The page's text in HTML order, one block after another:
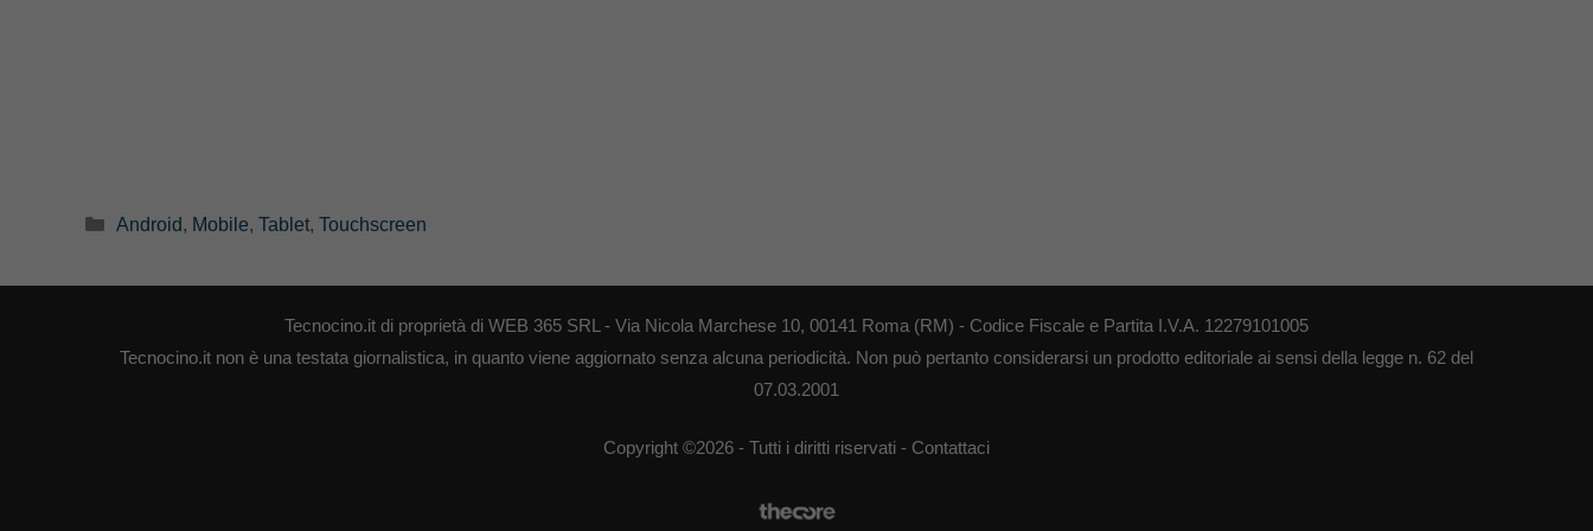
Categorie
Android, Mobile, Tablet, Touchscreen
Tecnocino.it di proprietà di WEB 365 SRL - Via Nicola Marchese 10, 00141 Roma (RM) - Codice Fiscale e Partita I.V.A. 12279101005
Tecnocino.it non è una testata giornalistica, in quanto viene aggiornato senza alcuna periodicità. Non può pertanto considerarsi un prodotto editoriale ai sensi della legge n. 62 del
07.03.2001
Copyright ©2026 - Tutti i diritti riservati - Contattaci